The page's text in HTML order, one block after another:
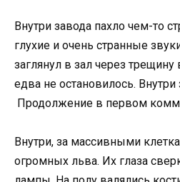
Внутри завода пахло чем-то
глухие и очень странные
заглянул в зал через трещину
едва не остановилось.
Продолжение в первом
Внутри, за массивными
огромных льва. Их глаза